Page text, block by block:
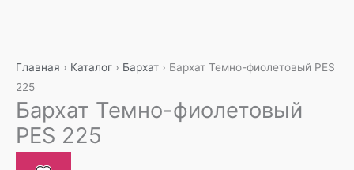
содержимому
Главная › Каталог › Бархат › Бархат Темно-фиолетовый PES
225
Бархат Темно-фиолетовый
PES 225